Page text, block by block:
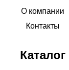
О компании
Контакты
Каталог